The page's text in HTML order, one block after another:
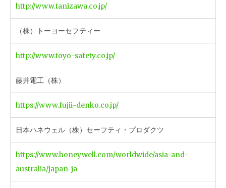
http://www.tanizawa.co.jp/
（株）トーヨーセフティー
http://www.toyo-safety.co.jp/
藤井電工（株）
https://www.fujii-denko.co.jp/
日本ハネウェル（株）セーフティ・プロダクツ
https://www.honeywell.com/worldwide/asia-and-
australia/japan-ja